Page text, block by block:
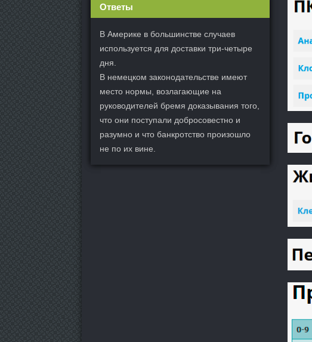
Ответы
В Америке в большинстве случаев
используется для доставки три-четыре
дня.
В немецком законодательстве имеют
место нормы, возлагающие на
руководителей бремя доказывания того,
что они поступали добросовестно и
разумно и что банкротство произошло
не по их вине.